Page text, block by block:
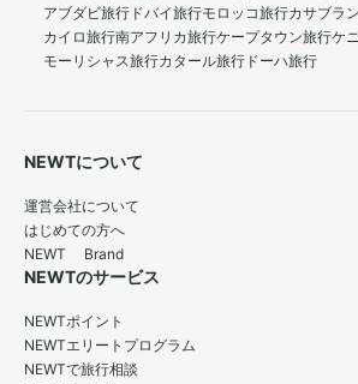
アブダビ旅行 ドバイ旅行モロッコ旅行カサブラ
カイロ旅行南アフリカ旅行ケープタウン旅行ケ
モーリシャス旅行カタール旅行 ドーハ旅行
NEWTについて
運営会社について
はじめての方へ
NEWT Brand
NEWTのサービス
NEWTポイント
NEWTエリートプログラム
NEWTで旅行相談